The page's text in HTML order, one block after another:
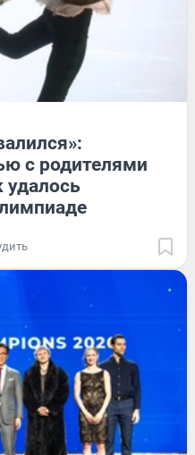
с родителями
удалось